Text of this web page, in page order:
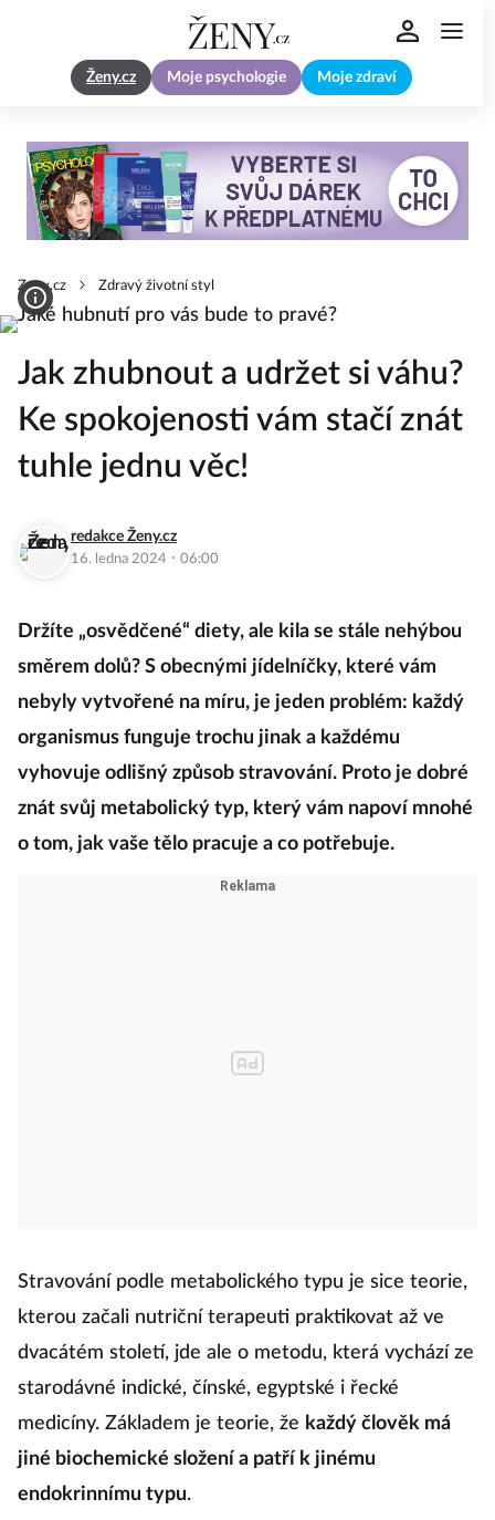
Ženy.cz Moje psychologie Moje zdraví
Zeny.cz Zdravý životní styl
Jak zhubnout a udržet si váhu?
Ke spokojenosti vám stačí znát
tuhle jednu věc!
redakce Ženy.cz
16. ledna 2024 · 06:00
Držíte „osvědčené“ diety, ale kila se stále nehýbou
směrem dolů? S obecnými jídelníčky, které vám
nebyly vytvořené na míru, je jeden problém: každý
organismus funguje trochu jinak a každému
vyhovuje odlišný způsob stravování. Proto je dobré
znát svůj metabolický typ, který vám napoví mnohé
o tom, jak vaše tělo pracuje a co potřebuje.
Stravování podle metabolického typu je sice teorie,
kterou začali nutriční terapeuti praktikovat až ve
dvacátém století, jde ale o metodu, která vychází ze
starodávné indické, čínské, egyptské i řecké
medicíny. Základem je teorie, že každý člověk má
jiné biochemické složení a patří k jinému
endokrinnímu typu.